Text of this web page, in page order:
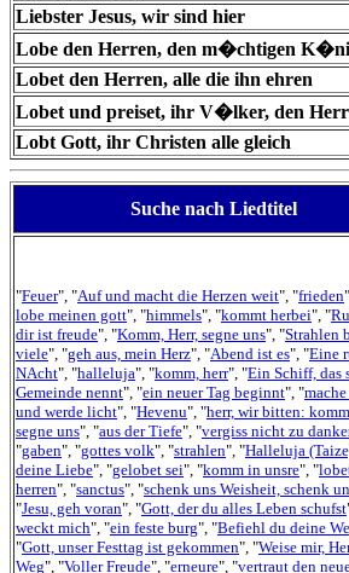
Liebster Jesus, wir sind hier
Lobe den Herren, den m�chtigen
Lobet den Herren, alle die ihn ehren
Lobet und preiset, ihr V�lker, den
Lobt Gott, ihr Christen alle gleich
Suche nach Liedtitel
"Feuer", "Auf und macht die Herzen weit", "frieden
lobe meinen gott", "himmels", "kommt herbei", "
dir ist freude", "Komm, Herr, segne uns", "Strahlen
viele", "geh aus, mein Herz", "Abend ist es", "Eine
NAcht", "halleluja", "komm, herr", "Ein Schiff, das
Gemeinde nennt", "ein neuer Tag beginnt", "
und werde licht", "Hevenu", "herr, wir bitten:
segne uns", "aus der Tiefe", "vergiss nicht zu
"gaben", "gottes volk", "strahlen", "Halleluja
deine Liebe", "gelobet sei", "komm in unsre", "
herren", "sanctus", "schenk uns Weisheit, schenk
"Jesu, geh voran", "Gott, der du alles Leben schufst
weckt mich", "ein feste burg", "Befiehl du deine
"Gott, unser Festtag ist gekommen", "Weise mir,
Weg", "Voller Freude", "erneure", "vertraut den